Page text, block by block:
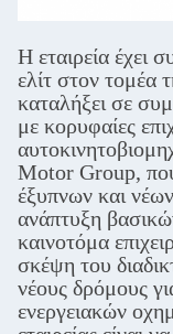
Η εταιρεία έχει
ελίτ στον τομέα
καταλήξει σε
με κορυφαίες
Motor Group, που
έξυπνων και
ανάπτυξη
καινοτόμα
σκέψη του
νέους δρόμους
ενεργειακών